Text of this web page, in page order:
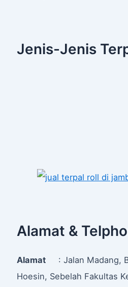
Jenis-Jenis
Alamat &
Alamat : Jalan Madang,
Hoesin, Sebelah Fakultas